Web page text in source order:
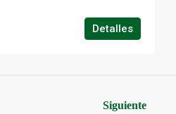
Detalles
Siguiente